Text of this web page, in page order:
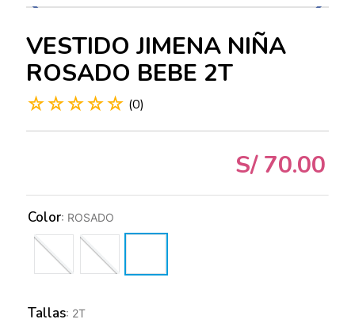
VESTIDO JIMENA NIÑA
ROSADO BEBE 2T
☆☆☆☆☆ (0)
S/ 70.00
Tallas: 2T
Color: ROSADO